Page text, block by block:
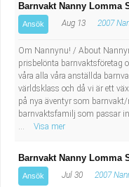
Barnvakt Nanny Lomma
Ansök Aug 13 2007
Om Nannynu! / About
prisbelönta barnvaktsföretag
våra alla våra anställda
världsklass och då vi är ett
på nya äventyr som
barnvaktsfamilj som passar
...
Visa mer
Barnvakt Nanny Lomma
Ansök Jul 30 2007